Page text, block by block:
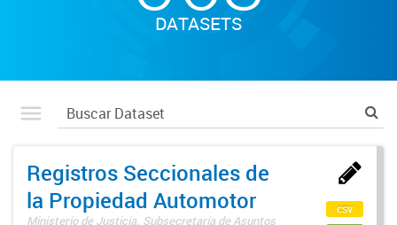
DATASETS
Registros Seccionales de
la Propiedad Automotor
Ministerio de Justicia. Subsecretaría de Asuntos
csv